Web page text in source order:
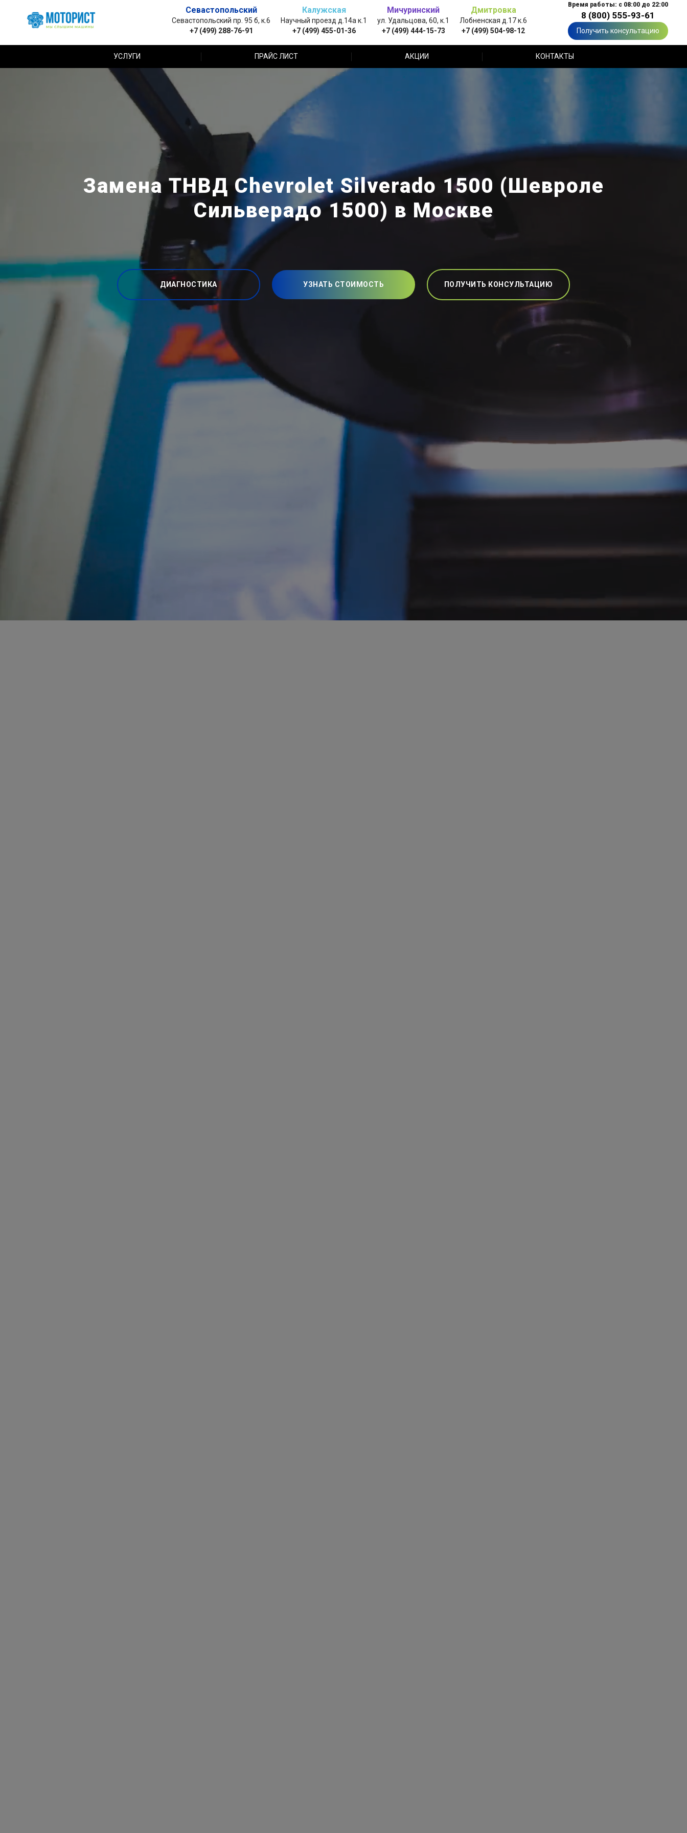
Севастопольский
Севастопольский пр. 95 б, к.6
+7 (499) 288-76-91
Калужская
Научный проезд д.14а к.1
+7 (499) 455-01-36
Мичуринский
ул. Удальцова, 60, к.1
+7 (499) 444-15-73
Дмитровка
Лобненская д.17 к.6
+7 (499) 504-98-12
Время работы: с 08:00 до 22:00
8 (800) 555-93-61
Получить консультацию
УСЛУГИ ПРАЙС ЛИСТ АКЦИИ КОНТАКТЫ
Замена ТНВД Chevrolet Silverado 1500 (Шевроле
Сильверадо 1500) в Москве
ДИАГНОСТИКА УЗНАТЬ СТОИМОСТЬ ПОЛУЧИТЬ КОНСУЛЬТАЦИЮ